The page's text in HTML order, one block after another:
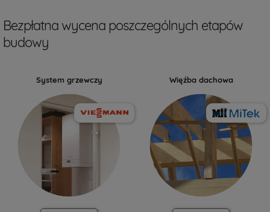
Bezpłatna wycena poszczególnych etapów
budowy
System grzewczy Więźba dachowa